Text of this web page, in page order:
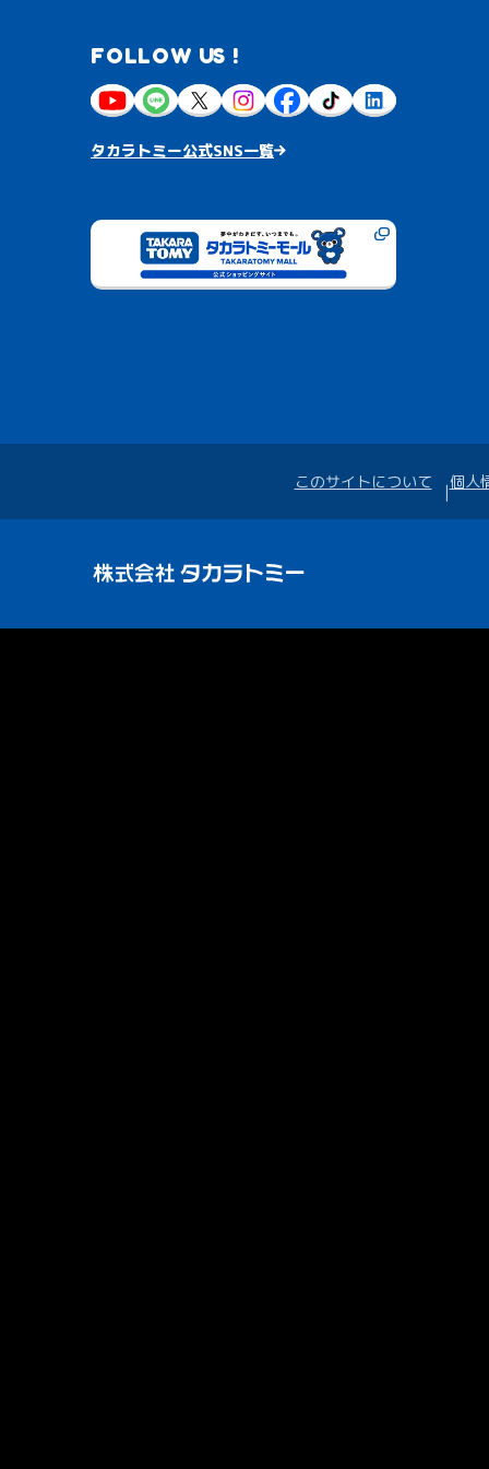
FOLLOW US !
タカラトミー公式SNS一覧
このサイトについて 個人